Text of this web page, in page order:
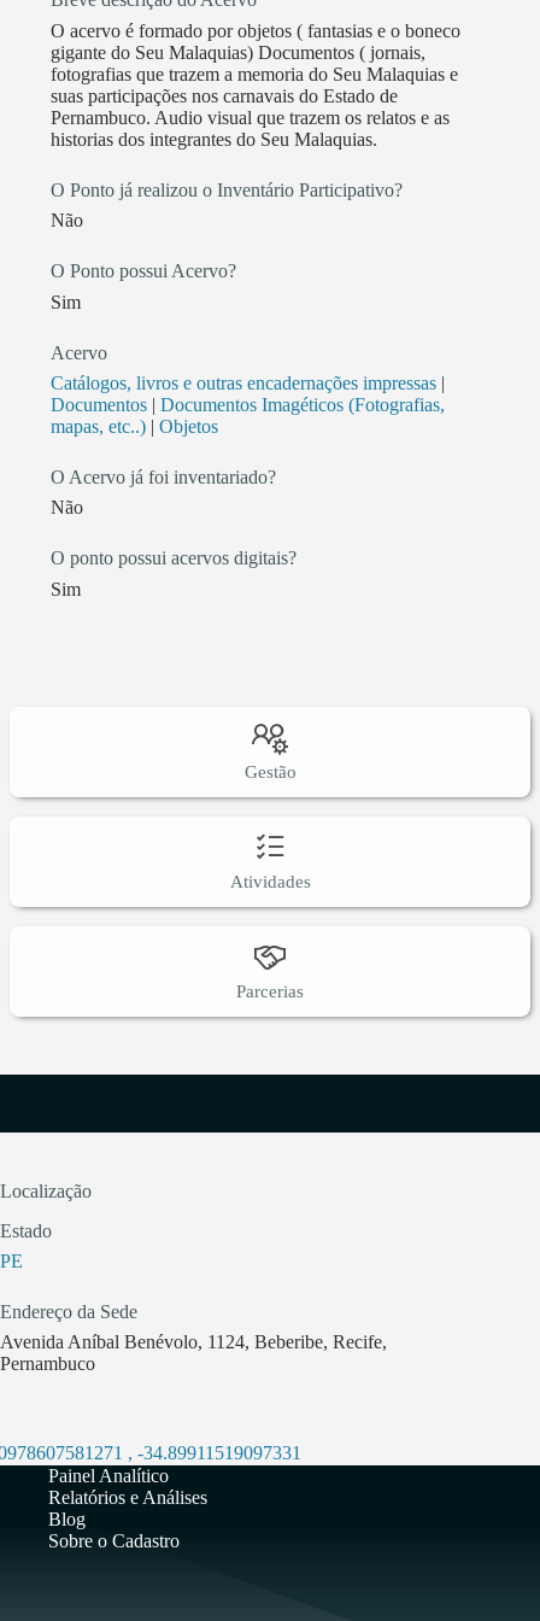
conhecido como (Zezinho de Malaquias), assumiu a
direção da brincadeira, na época, sediada no Alto do
Céu, Beberibe. Anos depois ele reformou o estatuto
da troça, passando para a categoria dos clubes de
frevo. Fazem parte do seu repertório os frevos-de-rua
composições do Maestro Nunes; e “Seu Malaquias”
hino do clube, de autoria de José Bartolomeu; “Seu
Rodrigues, “Seu Malaquias 75 Anos” maestro Duda,
e também Frevo canção “Seu Malaquias Chegou o
Carnaval” de autoria de Claudionor Germano um dos
grandes baluartes do frevo pernambucano.
O acervo é formado por objetos ( fantasias e o boneco
gigante do Seu Malaquias) Documentos ( jornais,
fotografias que trazem a memoria do Seu Malaquias e
suas participações nos carnavais do Estado de
Pernambuco. Audio visual que trazem os relatos e as
historias dos integrantes do Seu Malaquias.
O Ponto já realizou o Inventário Participativo?
Não
O Ponto possui Acervo?
Sim
Acervo
Catálogos, livros e outras encadernações impressas |
Documentos | Documentos Imagéticos (Fotografias,
mapas, etc..) | Objetos
O Acervo já foi inventariado?
Não
O ponto possui acervos digitais?
Sim
Gestão
Atividades
Parcerias
Localização
Estado
PE
Endereço da Sede
Avenida Aníbal Benévolo, 1124, Beberibe, Recife,
Pernambuco
, -34.89911519097331
Painel Analítico
Relatórios e Análises
Blog
Sobre o Cadastro